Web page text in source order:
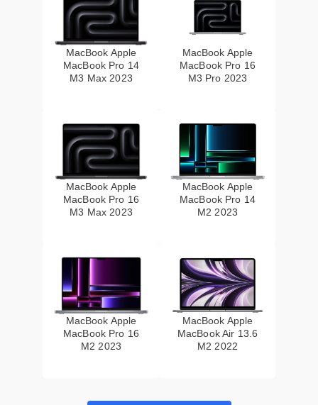
MacBook Apple
MacBook Pro 14
M3 Max 2023
MacBook Apple
MacBook Pro 16
M3 Pro 2023
MacBook Apple
MacBook Pro 16
M3 Max 2023
MacBook Apple
MacBook Pro 14
M2 2023
MacBook Apple
MacBook Pro 16
M2 2023
MacBook Apple
MacBook Air 13.6
M2 2022